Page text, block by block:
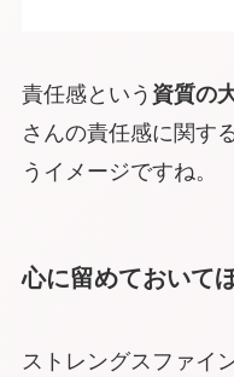
責任感という 資質の
さんの責任感に関す
うイメージですね。
心に留めておいて
ストレングスファイ